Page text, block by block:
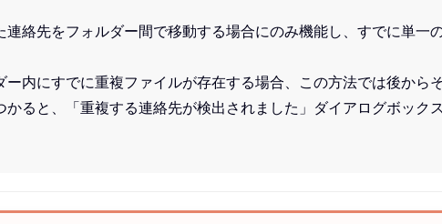
連絡先をフォルダー間で移動する場合にのみ機能し、すでに単
ー内にすでに重複ファイルが存在する場合、この方法では後から
かると、「重複する連絡先が検出されました」ダイアログボッ